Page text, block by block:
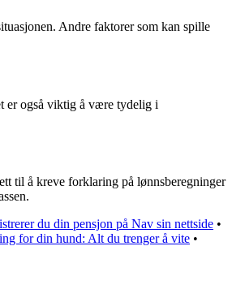
Andre faktorer som kan spille
er også viktig å være tydelig i
til å kreve forklaring på lønnsberegninger
du din pensjon på Nav sin nettside •
for din hund: Alt du trenger å vite •